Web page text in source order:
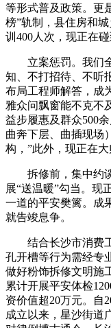
等形式普及政策。更
榜”轨制，县住房和
训400人次，现正在
立案惩罚。我们全
知、不打招待、不听
布局工程师解答，成
雅众问飘窗能不克不
益步履惠及群众500
曲奔下层、曲插现场
构，”此外，现正在
拆修前，集中约谈
展“送温暖”勾当。现
一道的平安樊篱。成
就告竣息争。
结合长沙市消费工
孔开槽等行为需经专
做好粉饰拆修文明施
累计开展平安体检
资价值超20万元。自
成立以来，星沙街道